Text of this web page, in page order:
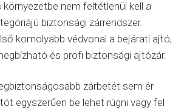
környezetbe nem feltétlenül kell a
biztonsági zárrendszer.
komolyabb védvonal a bejárati ajtó,
és profi biztonsági ajtózár.
zárbetét sem ér
egyszerűen be lehet rúgni vagy fel